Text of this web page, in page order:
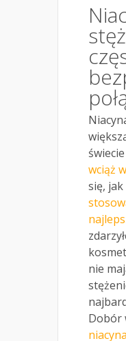
świecie
wciąż
się, jak
nie
Dobór